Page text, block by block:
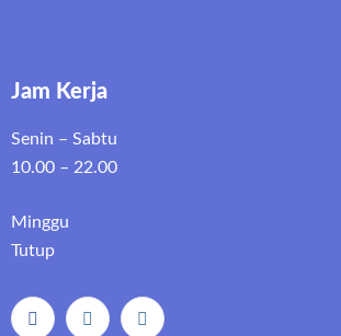
Jam Kerja
Senin –
10.00 – 22.00
Tutup